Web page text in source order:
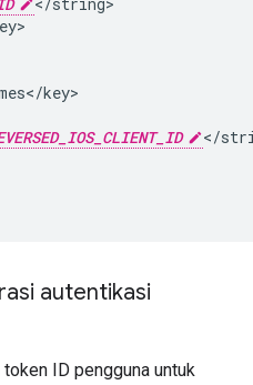
key>
</
autentikasi
ID pengguna untuk